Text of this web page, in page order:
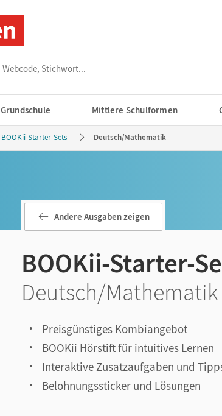
Grundschule Mittlere Schulformen
BOOKii-Starter-Sets Deutsch/Mathematik
Andere Ausgaben zeigen
BOOKii-Starter-
Deutsch/Mathematik
Preisgünstiges Kombiangebot
BOOKii Hörstift für intuitives Lernen
Interaktive Zusatzaufgaben und
Belohnungssticker und Lösungen